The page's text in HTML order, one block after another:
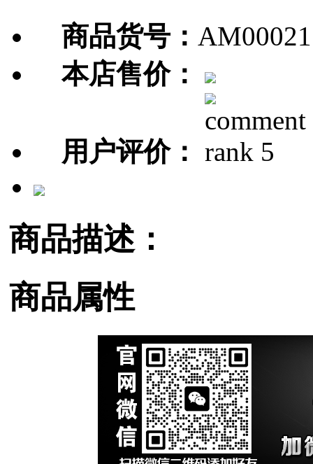
商品货号：
本店售价：
用户评价：
商品描述：
商品属性